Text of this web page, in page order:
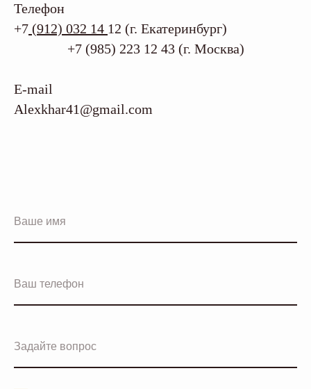
Телефон
+7 (912) 032 14 12 (г. Екатеринбург)
+7 (985) 223 12 43 (г. Москва)
E-mail
Alexkhar41@gmail.com